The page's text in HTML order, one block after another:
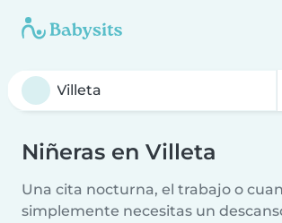
Niñeras en Villeta
Una cita nocturna, el trabajo o
simplemente necesitas un